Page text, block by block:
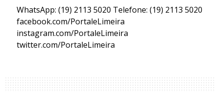
WhatsApp: (19) 2113 5020 Telefone: (19) 2113 5020
facebook.com/PortaleLimeira
instagram.com/PortaleLimeira
twitter.com/PortaleLimeira